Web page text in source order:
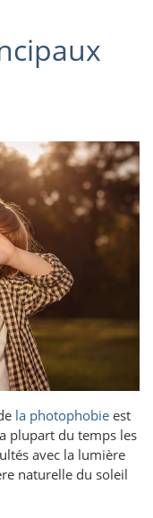
la photophobie est
plupart du temps les
avec la lumière
naturelle du soleil